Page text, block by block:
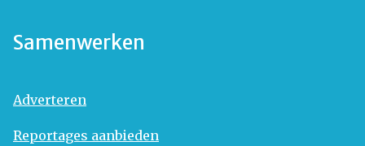
Samenwerken
Adverteren
Reportages aanbieden